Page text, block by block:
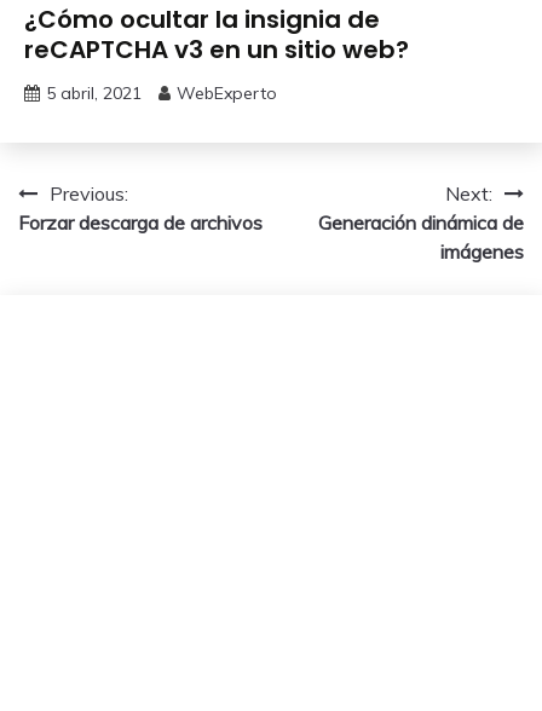
¿Cómo ocultar la insignia de
reCAPTCHA v3 en un sitio web?
5 abril, 2021 WebExperto
Navegación
de
Previous:
Forzar descarga de archivos
Next:
Generación dinámica de
imágenes